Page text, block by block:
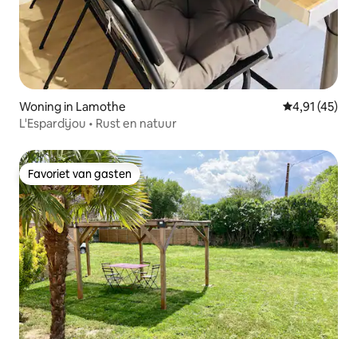
Woning in Lamothe Gemiddelde
4,91 (45)
L'Espardijou • Rust en natuur
Favoriet van gasten
Favoriet van gasten